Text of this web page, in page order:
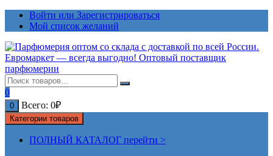
ПерейтиВойти или Зарегистрироваться
Мой список желаний
0
0 Всего: 0₽
Категории товаров
ПОЛНЫЙ КАТАЛОГ перейти >